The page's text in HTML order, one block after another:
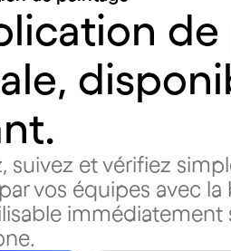
suivez et vérifiez
vos équipes avec
immédiatement